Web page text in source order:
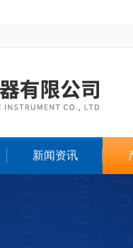
新闻资讯